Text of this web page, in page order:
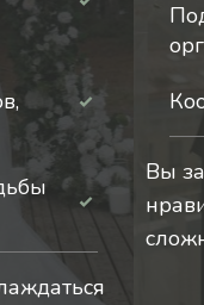
Вы